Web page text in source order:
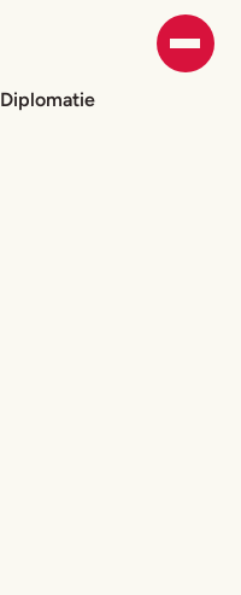
Diplomatie